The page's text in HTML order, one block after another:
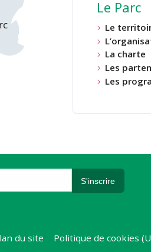
Le Parc
Le
La charte
Les
Les
du site Politique de cookies